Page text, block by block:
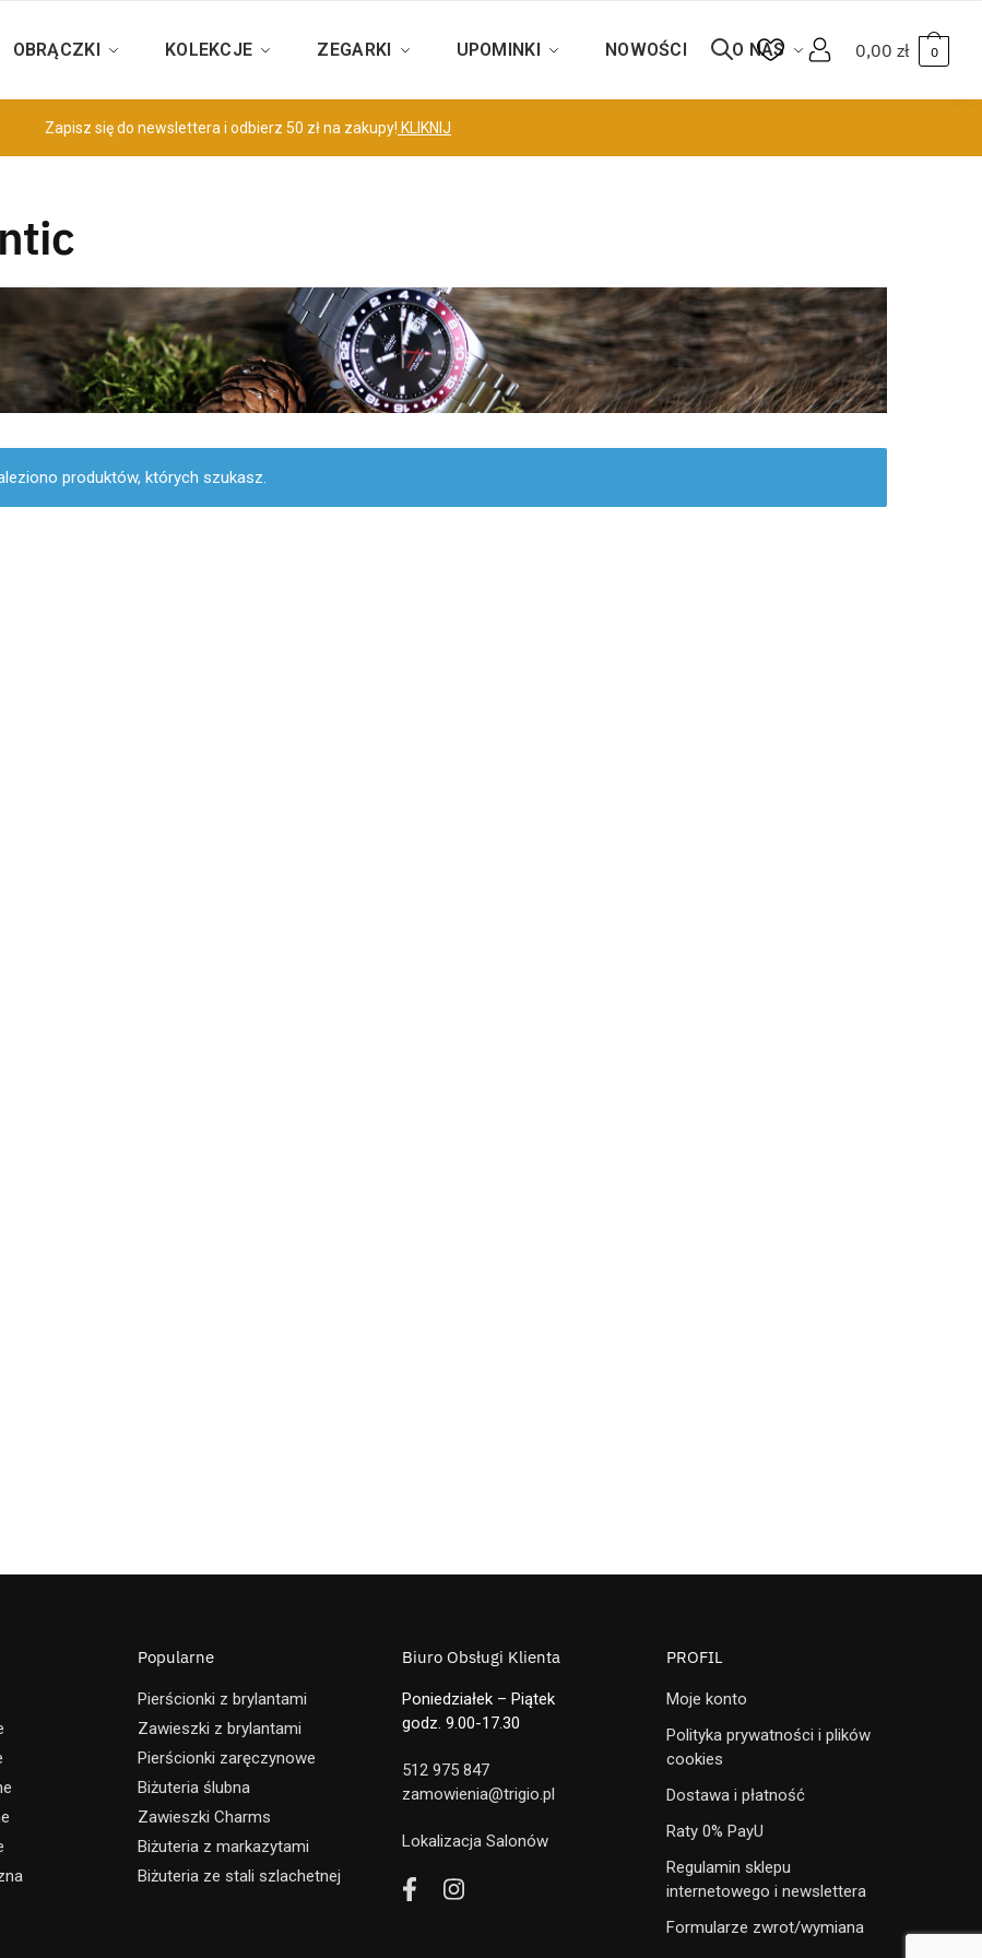
OBRĄCZKI KOLEKCJE ZEGARKI UPOMINKI NOWOŚCI O NAS 0,00 zł 0
Zapisz się do newslettera i odbierz 50 zł na zakupy! KLIKNIJ
produktów, których szukasz.
Popularne
Pierścionki z brylantami
Zawieszki z brylantami
Pierścionki zaręczynowe
Biżuteria ślubna
Zawieszki Charms
Biżuteria z markazytami
Biżuteria ze stali szlachetnej
Biuro Obsługi Klienta
Poniedziałek – Piątek
godz. 9.00-17.30
512 975 847
zamowienia@trigio.pl
Lokalizacja Salonów
PROFIL
Moje konto
Polityka prywatności i plików
cookies
Dostawa i płatność
Raty 0% PayU
Regulamin sklepu
internetowego i newslettera
Formularze zwrot/wymiana